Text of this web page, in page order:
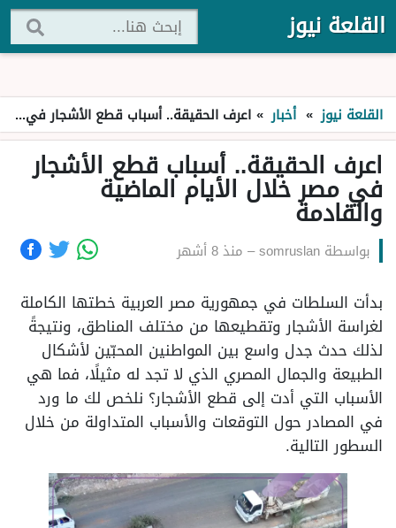
القلعة نيوز
القلعة نيوز » أخبار » اعرف الحقيقة.. أسباب قطع الأشجار في مصر خلال الأيام الماضية والقادمة
اعرف الحقيقة.. أسباب قطع الأشجار
في مصر خلال الأيام الماضية
والقادمة
بواسطة somruslan
– منذ 8 أشهر
بدأت السلطات في جمهورية مصر العربية خطتها الكاملة
لغراسة الأشجار وتقطيعها من مختلف المناطق، ونتيجةً
لذلك حدث جدل واسع بين المواطنين المحبّين لأشكال
الطبيعة والجمال المصري الذي لا تجد له مثيلًا، فما هي
الأسباب التي أدت إلى قطع الأشجار؟ نلخص لك ما ورد
في المصادر حول التوقعات والأسباب المتداولة من خلال
السطور التالية.